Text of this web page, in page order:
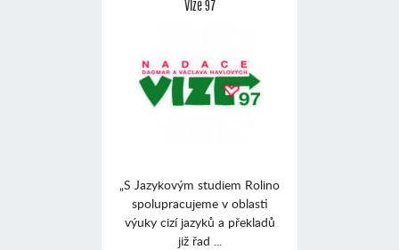
Vize 97
„S Jazykovým studiem Rolino
spolupracujeme v oblasti
výuky cizí jazyků a překladů
již řad ...